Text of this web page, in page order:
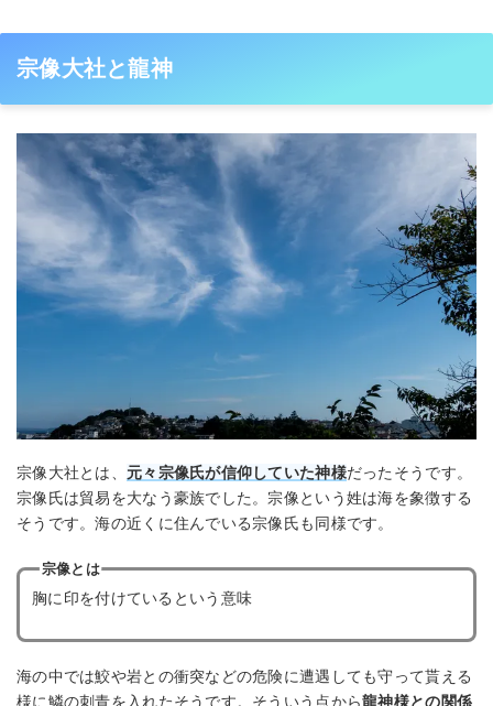
宗像大社と龍神
宗像大社とは、 元々宗像氏が信仰していた神様だったそうです。
宗像氏は貿易を大なう豪族でした。宗像という姓は海を象徴する
そうです。海の近くに住んでいる宗像氏も同様です。
宗像とは
胸に印を付けているという意味
海の中では鮫や岩との衝突などの危険に遭遇しても守って貰える
様に鱗の刺青を入れたそうです。そういう点から龍神様との関係